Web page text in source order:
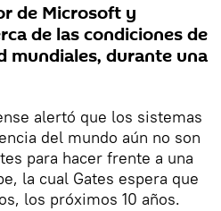
de Microsoft y
de las condiciones de
mundiales, durante una
alertó que los sistemas
del mundo aún no son
para hacer frente a una
la cual Gates espera que
los próximos 10 años.